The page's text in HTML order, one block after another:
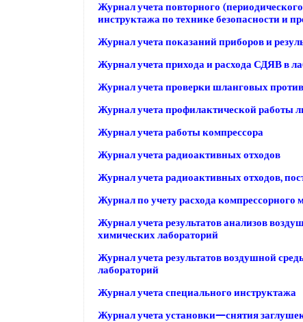
Журнал учета повторного
инструктажа по технике безопасности и
Журнал учета показаний приборов и
Журнал учета прихода и расхода СДЯВ в
Журнал учета проверки шланговых
Журнал учета профилактической работы
Журнал учета работы компрессора
Журнал учета радиоактивных отходов
Журнал учета радиоактивных отходов,
Журнал по учету расхода компрессорного
Журнал учета результатов анализов
химических лабораторий
Журнал учета результатов воздушной
лабораторий
Журнал учета специального инструктажа
Журнал учета установки—снятия